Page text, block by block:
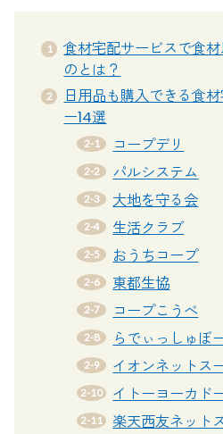
食材宅配サービスで食
のとは？
日用品も購入できる食
ー14選
コープデリ
パルシステム
大地を守る会
生活クラブ
おうちコープ
東都生協
コープこうべ
らでぃっしゅぼ
イオンネットス
イトーヨーカド
楽天西友ネット